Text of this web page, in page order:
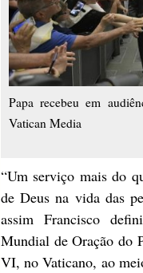
Papa recebeu em
Vatican Media
“Um serviço mais do
de Deus na vida das
assim Francisco
Mundial de Oração do
VI, no Vaticano, ao